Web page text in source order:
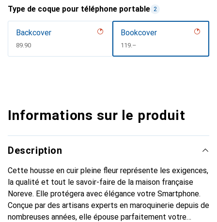
Type de coque pour téléphone portable 2
Backcover
CHF
89.90
Bookcover
CHF
119.–
Informations sur le produit
Description
Cette housse en cuir pleine fleur représente les exigences,
la qualité et tout le savoir-faire de la maison française
Noreve. Elle protégera avec élégance votre Smartphone.
Conçue par des artisans experts en maroquinerie depuis de
nombreuses années, elle épouse parfaitement votre